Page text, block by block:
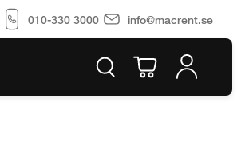
010-330 3000 info@macrent.se